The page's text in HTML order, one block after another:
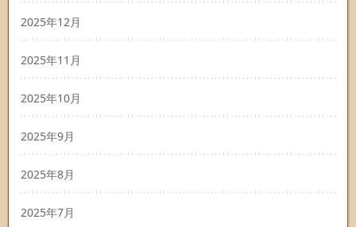
2025年12月
2025年11月
2025年10月
2025年9月
2025年8月
2025年7月